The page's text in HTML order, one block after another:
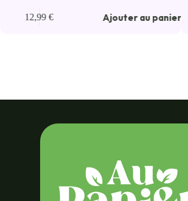
12,99€ Ajouter au panier